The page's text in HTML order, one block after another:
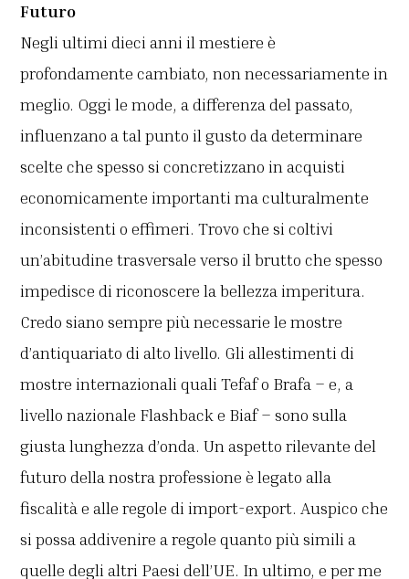
Futuro
Negli ultimi dieci anni il mestiere è
profondamente cambiato, non necessariamente in
meglio. Oggi le mode, a differenza del passato,
influenzano a tal punto il gusto da determinare
scelte che spesso si concretizzano in acquisti
economicamente importanti ma culturalmente
inconsistenti o effimeri. Trovo che si coltivi
un’abitudine trasversale verso il brutto che spesso
impedisce di riconoscere la bellezza imperitura.
Credo siano sempre più necessarie le mostre
d’antiquariato di alto livello. Gli allestimenti di
mostre internazionali quali Tefaf o Brafa – e, a
livello nazionale Flashback e Biaf – sono sulla
giusta lunghezza d’onda. Un aspetto rilevante del
futuro della nostra professione è legato alla
fiscalità e alle regole di import-export. Auspico che
si possa addivenire a regole quanto più simili a
quelle degli altri Paesi dell’UE. In ultimo, e per me